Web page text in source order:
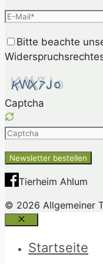
Bitte beachte
Captcha
Please
the
characters
shown
in
the
Tierheim Ahlum
© 2026 Allgemeiner
Schließen
Startseite